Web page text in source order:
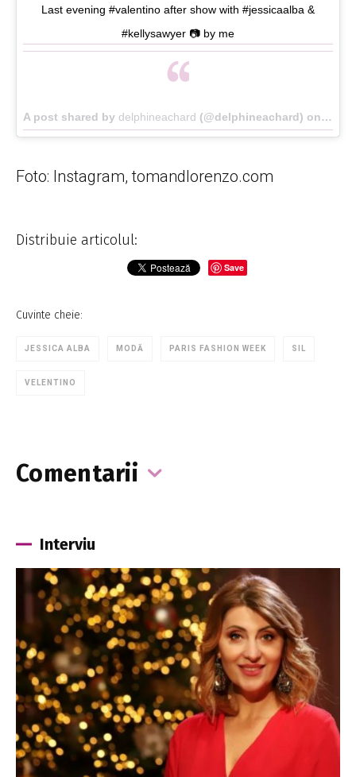
Last evening #valentino after show with #jessicaalba &
#kellysawyer 📷 by me
A post shared by delphineachard (@delphineachard) on Oct
Foto: Instagram, tomandlorenzo.com
Distribuie articolul:
Save
Cuvinte cheie:
JESSICA ALBA MODĂ PARIS FASHION WEEK SIL
VELENTINO
Comentarii
Interviu